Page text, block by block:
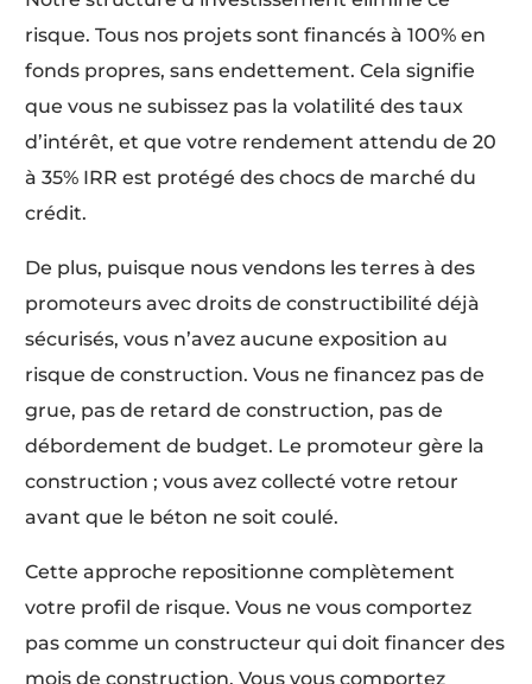
risque. Tous nos projets sont financés à 100% en
fonds propres, sans endettement. Cela signifie
que vous ne subissez pas la volatilité des taux
d’intérêt, et que votre rendement attendu de 20
à 35% IRR est protégé des chocs de marché du
crédit.
De plus, puisque nous vendons les terres à des
promoteurs avec droits de constructibilité déjà
sécurisés, vous n’avez aucune exposition au
risque de construction. Vous ne financez pas de
grue, pas de retard de construction, pas de
débordement de budget. Le promoteur gère la
construction ; vous avez collecté votre retour
avant que le béton ne soit coulé.
Cette approche repositionne complètement
votre profil de risque. Vous ne vous comportez
pas comme un constructeur qui doit financer des
mois de construction. Vous vous comportez